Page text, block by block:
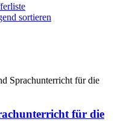
sortieren
für die